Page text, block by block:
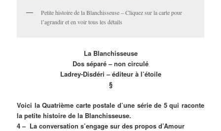
Petite histoire de la Blanchisseuse – Cliquez sur la carte pour
l’agrandir et en voir tous les détails
La Blanchisseuse
Dos séparé – non circulé
Ladrey-Disdéri – éditeur à l’étoile
§
Voici la Quatrième carte postale d’une série de 5 qui raconte
la petite histoire de la Blanchisseuse.
4 – La conversation s’engage sur des propos d’Amour